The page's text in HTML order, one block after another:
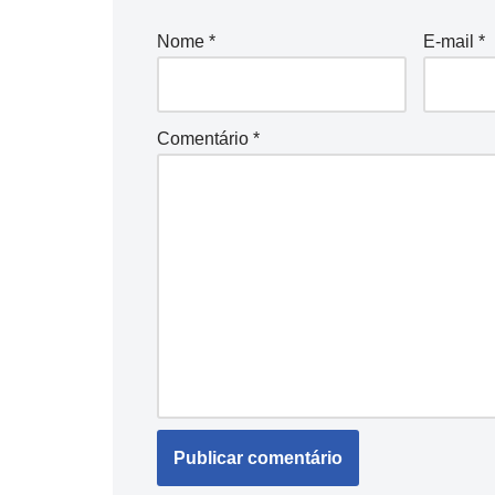
Nome * E-mail*
Comentário *